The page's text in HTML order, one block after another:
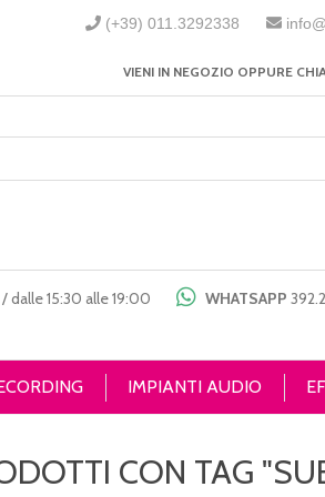
(+39) 011.3292338
VIENI IN NEGOZIO OPPURE
dalle 15:30 alle 19:00 WHATSAPP
IMPIANTI AUDIO
CON TAG